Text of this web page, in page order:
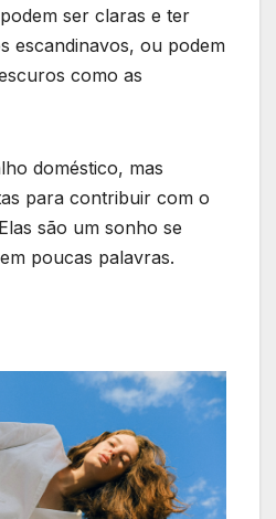
ser claras e ter
escandinavos, ou podem
como as
doméstico, mas
para contribuir com o
são um sonho se
poucas palavras.